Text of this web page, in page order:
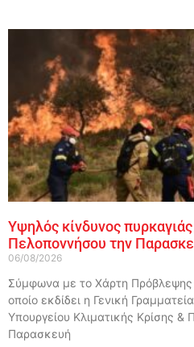
Υψηλός κίνδυνος
Πελοποννήσου την
06/08/2026
Σύμφωνα με το Χάρτη Πρόβλεψης
οποίο εκδίδει η Γενική
Υπουργείου Κλιματικής Κρίσης &
Παρασκευή